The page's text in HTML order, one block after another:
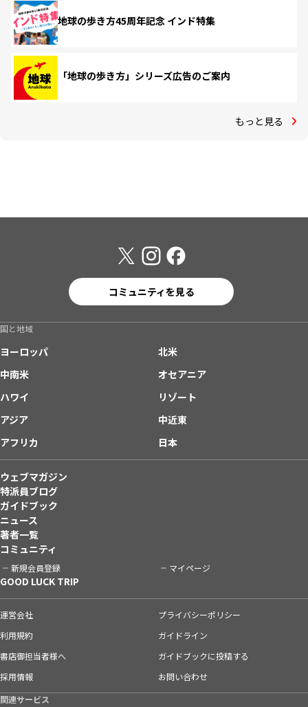
地球の歩き方45周年記念 インド特集
「地球の歩き方」シリーズ広告のご案内
もっと見る
コミュニティを見る
国と地域
ヨーロッパ
北米
中南米
オセアニア
ハワイ
リゾート
アジア
中近東
アフリカ
日本
ウェブマガジン
特派員ブログ
ガイドブック
ニュース
著者一覧
コミュニティ
新規会員登録 マイページ
GOOD LUCK TRIP
運営会社
プライバシーポリシー
利用規約
ガイドライン
書店御担当者様へ
ガイドブックに投稿する
採用情報
お問い合わせ
関連サービス